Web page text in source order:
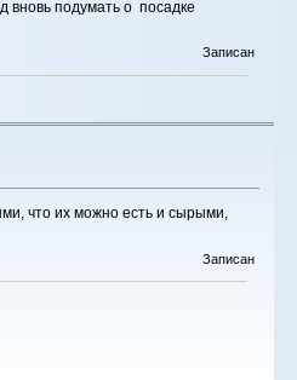
вновь подумать о посадке
Записан
что их можно есть и сырыми,
Записан